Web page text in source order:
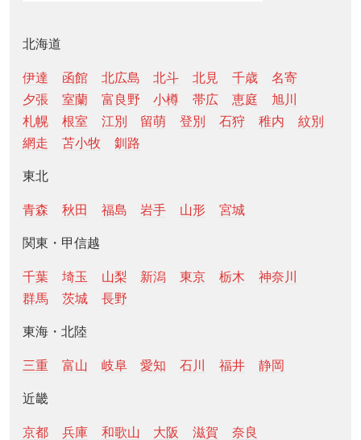
北海道
伊達 函館 北広島 北斗 北見 千歳
名寄
夕張
室蘭 富良野 小樽 帯広 恵庭
旭川
札幌
根室 江別 留萌 登別 石狩 稚内
紋別
網走
苫小牧 釧路
東北
青森 秋田 福島 岩手 山形 宮城
関東・甲信越
千葉 埼玉 山梨 新潟 東京 栃木
神奈川
群馬
茨城 長野
東海・北陸
三重 富山 岐阜 愛知 石川 福井 静岡
近畿
京都 兵庫 和歌山 大阪 滋賀 奈良